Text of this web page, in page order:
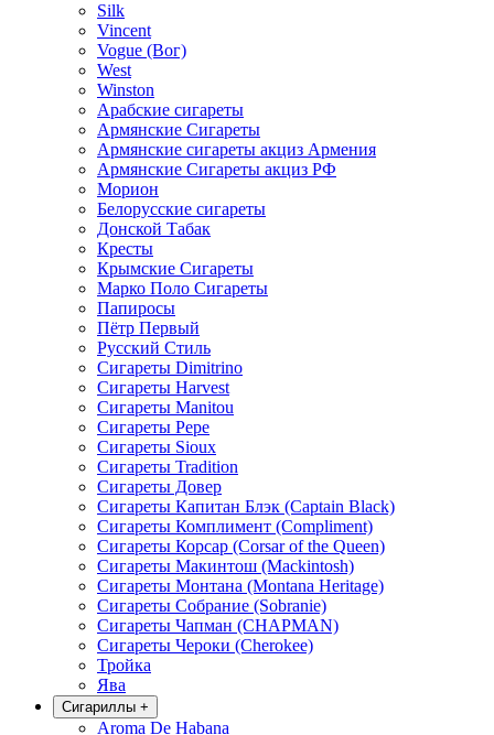
Silk
Vincent
Vogue (Вог)
West
Winston
Арабские сигареты
Армянские Сигареты
Армянские сигареты акциз Армения
Армянские Сигареты акциз РФ
Морион
Белорусские сигареты
Донской Табак
Кресты
Крымские Сигареты
Марко Поло Сигареты
Папиросы
Пётр Первый
Русский Стиль
Сигареты Dimitrino
Сигареты Harvest
Сигареты Manitou
Сигареты Pepe
Сигареты Sioux
Сигареты Tradition
Сигареты Довер
Сигареты Капитан Блэк (Captain Black)
Сигареты Комплимент (Compliment)
Сигареты Корсар (Corsar of the Queen)
Сигареты Макинтош (Mackintosh)
Сигареты Монтана (Montana Heritage)
Сигареты Собрание (Sobranie)
Сигареты Чапман (CHAPMAN)
Сигареты Чероки (Cherokee)
Тройка
Ява
Сигариллы +
Aroma De Habana